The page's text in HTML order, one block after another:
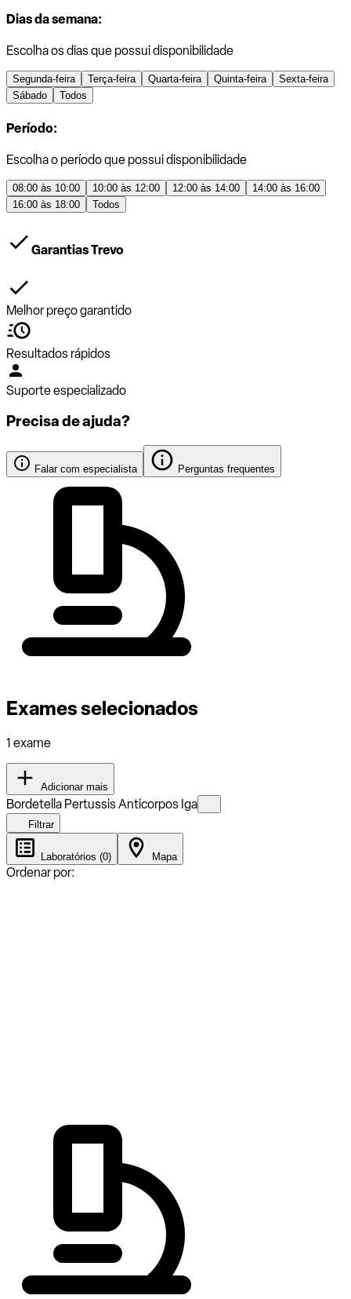
Dias da semana:
Escolha os dias que possui disponibilidade
Segunda-feira Terça-feira Quarta-feira Quinta-feira
Sexta-feira
Sábado
Todos
Período:
Escolha o período que possui disponibilidade
08:00 às 10:00 10:00 às 12:00 12:00 às 14:00
14:00 às 16:00
16:00 às 18:00
Todos
Garantias Trevo
Melhor preço garantido
Resultados rápidos
Suporte especializado
Precisa de ajuda?
Falar com especialista Perguntas frequentes
Exames selecionados
1 exame
Adicionar mais
Bordetella Pertussis Anticorpos Iga
Filtrar
Laboratórios (0) Mapa
Ordenar por: